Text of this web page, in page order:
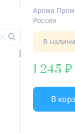
мужчин
Арома
Россия
В
1 245
В